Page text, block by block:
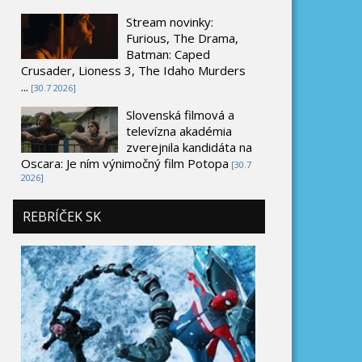
Stream novinky:
Furious, The Drama,
Batman: Caped
Crusader, Lioness 3, The Idaho Murders
... [30.7 2026]
Slovenská filmová a
televízna akadémia
zverejnila kandidáta na
Oscara: Je ním výnimočný film Potopa [30.7
2026]
REBRÍČEK SK